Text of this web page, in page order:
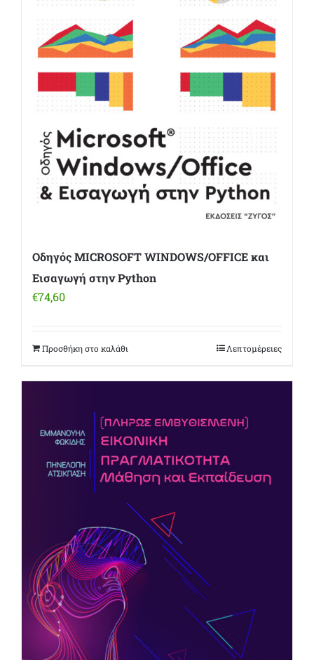
Οδηγός MICROSOFT WINDOWS/OFFICE και
Εισαγωγή στην Python
€74,60
Προσθήκη στο καλάθι Λεπτομέρειες